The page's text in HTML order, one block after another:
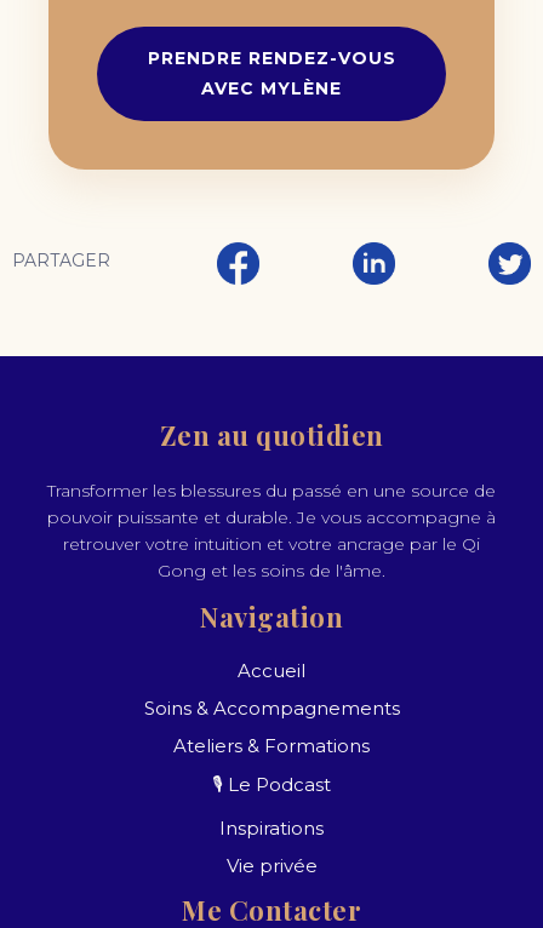
PRENDRE RENDEZ-VOUS
AVEC MYLÈNE
PARTAGER
Zen au quotidien
Transformer les blessures du passé en une source de
pouvoir puissante et durable. Je vous accompagne à
retrouver votre intuition et votre ancrage par le Qi
Gong et les soins de l'âme.
Navigation
Accueil
Soins & Accompagnements
Ateliers & Formations
🎙️ Le Podcast
Inspirations
Vie privée
Me Contacter